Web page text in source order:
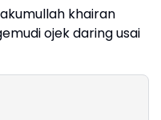
khairan
ojek daring usai